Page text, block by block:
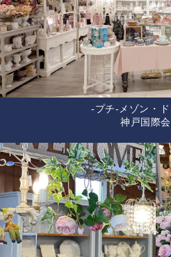
-プチ-メゾン・ド
神戸国際